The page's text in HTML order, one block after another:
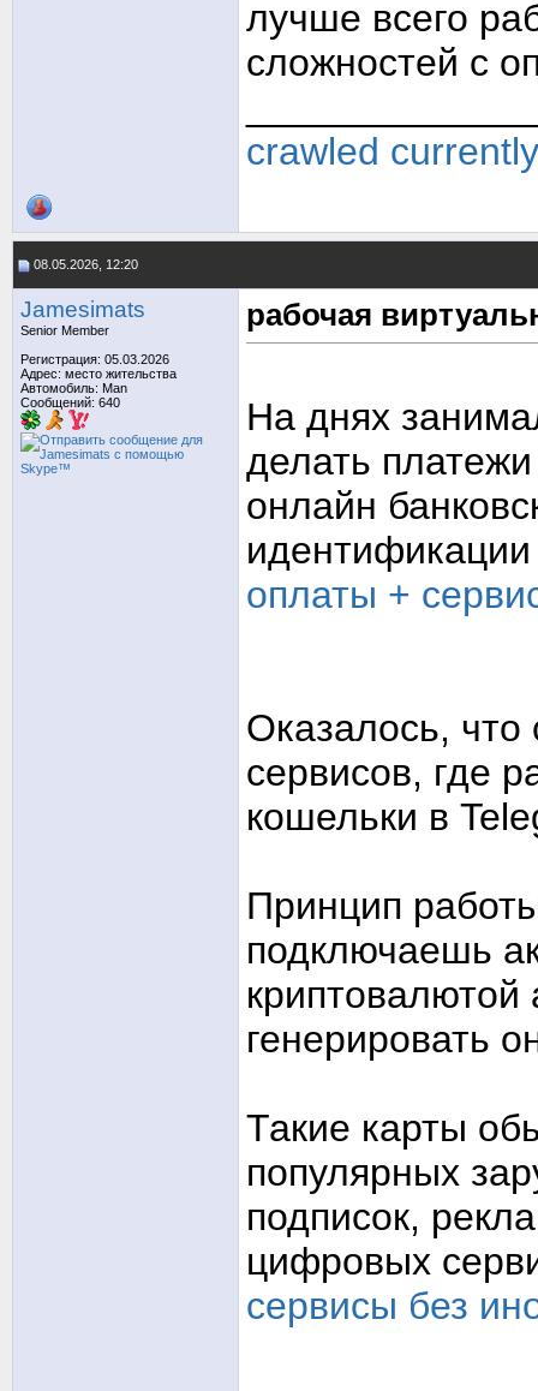
лучше всего
сложностей с
crawled
08.05.2026, 12:20
Jamesimats
Senior Member
Регистрация: 05.03.2026
Адрес: место жительства
Автомобиль: Man
Сообщений: 640
рабочая
На днях
делать
онлайн
оплаты +
Оказалось, что
сервисов, где
кошельки в
Принцип
подключаешь
криптовалютой
генерировать
Такие карты
популярных
подписок,
цифровых
сервисы без